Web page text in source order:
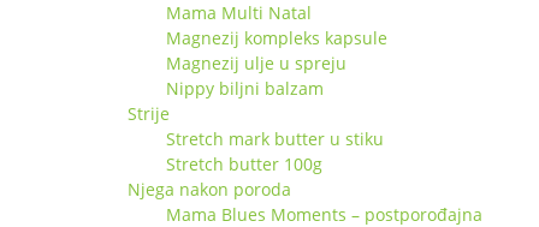
Mama Multi Natal
Magnezij kompleks kapsule
Magnezij ulje u spreju
Nippy biljni balzam
Strije
Stretch mark butter u stiku
Stretch butter 100g
Njega nakon poroda
Mama Blues Moments – postporođajna